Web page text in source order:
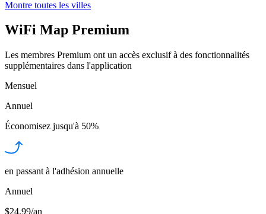
Montre toutes les villes
WiFi Map Premium
Les membres Premium ont un accès exclusif à des fonctionnalités
supplémentaires dans l'application
Mensuel
Annuel
Économisez jusqu'à 50%
en passant à l'adhésion annuelle
Annuel
$24.99/an